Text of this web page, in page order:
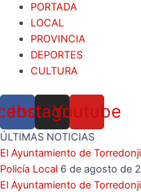
PORTADA
LOCAL
PROVINCIA
DEPORTES
CULTURA
Instagram
Youtube
ÚLTIMAS NOTICIAS
El Ayuntamiento de
Policía Local 6 de agosto de
El Ayuntamiento de